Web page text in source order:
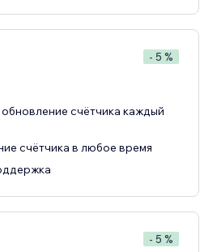
- 5 %
счётчика каждый
счётчика в любое время
- 5 %